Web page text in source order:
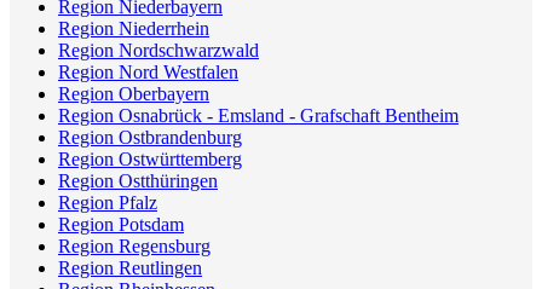
Region Niederbayern
Region Niederrhein
Region Nordschwarzwald
Region Nord Westfalen
Region Oberbayern
Region Osnabrück - Emsland - Grafschaft Bentheim
Region Ostbrandenburg
Region Ostwürttemberg
Region Ostthüringen
Region Pfalz
Region Potsdam
Region Regensburg
Region Reutlingen